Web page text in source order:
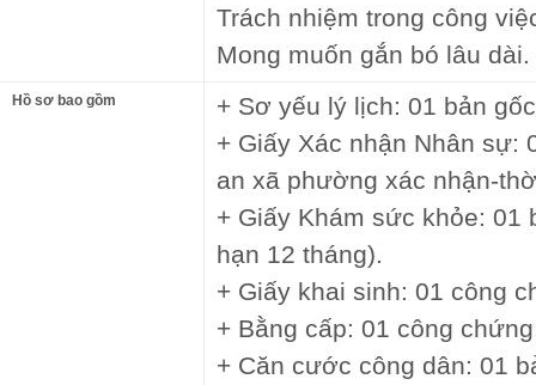
Trách nhiệm trong công
Mong muốn gắn bó lâu dài.
Hồ sơ bao gồm
+ Sơ yếu lý lịch: 01 bản
+ Giấy Xác nhận Nhân sự:
an xã phường xác nhận-
+ Giấy Khám sức khỏe: 01
hạn 12 tháng).
+ Giấy khai sinh: 01 công
+ Bằng cấp: 01 công
+ Căn cước công dân: 01